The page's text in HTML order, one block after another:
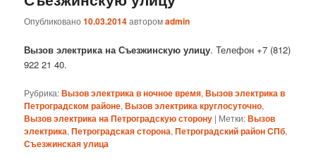
Опубликовано10.03.2014авторомadmin
Вызов электрика на Съезжинскую улицу. Телефон +7 (812)
922 21 40.
Рубрика:Вызов электрика в ночное время,Вызов электрика в
Петроградском районе,Вызов электрика круглосуточно,
Вызов электрика на Петроградскую сторону | Метки:Вызов
электрика,Петроградская сторона,Петроградский район СПб,
Съезжинская улица